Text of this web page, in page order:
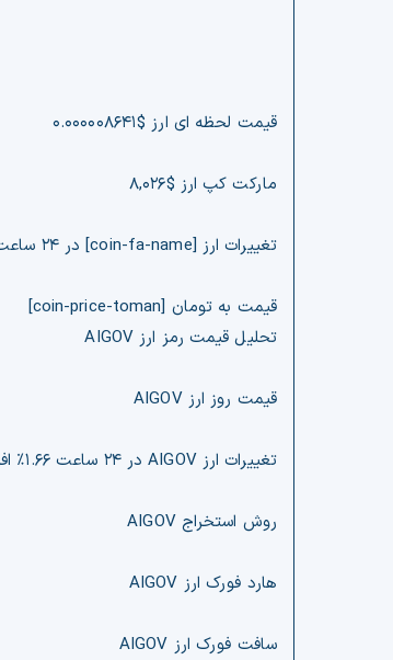
قیمت لحظه ای ارز $۰.۰۰۰۰۰۸۶۴۱
مارکت کپ ارز $۸,۰۲۶
تغییرات ارز [coin-fa-name] در ۲۴ ساعت اخیر ۱.۶۶% افزایش قیمت
قیمت به تومان [coin-price-toman]
تحلیل قیمت رمز ارز AIGOV
قیمت روز ارز AIGOV
تغییرات ارز AIGOV در ۲۴ ساعت ۱.۶۶% افزایش قیمت
روش استخراج AIGOV
هارد فورک ارز AIGOV
سافت فورک ارز AIGOV